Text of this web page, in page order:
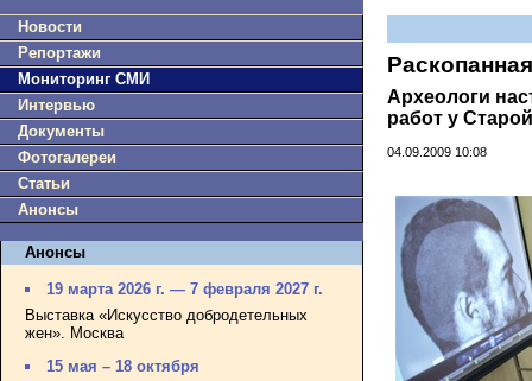
Новости
Репортажи
Мониторинг СМИ
Интервью
Документы
Фотогалереи
Статьи
Анонсы
Анонсы
19 марта 2026 г. — 7 февраля 2027 г.
Выставка «Искусство добродетельных
жен». Москва
15 мая – 18 октября
Археологи
работ у
04.09.2009 10:08